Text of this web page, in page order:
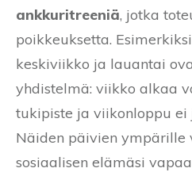
ankkuritreeniä, jotka
poikkeuksetta.
keskiviikko ja lauantai
yhdistelmä: viikko alkaa
tukipiste ja viikonloppu ei
Näiden päivien ympärille
sosiaalisen elämäsi